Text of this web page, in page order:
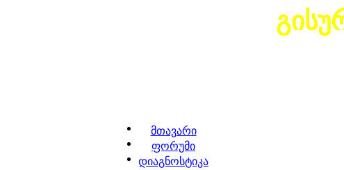
მთავარი
ფორუმი
დიაგნოსტიკა